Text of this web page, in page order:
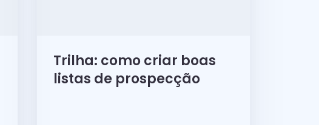
Trilha: como criar boas
listas de prospecção